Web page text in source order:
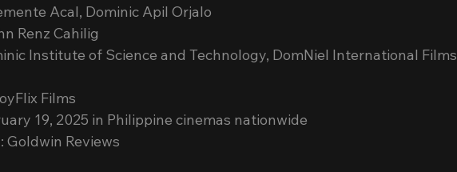
Acal, Dominic Apil Orjalo
Renz Cahilig
Institute of Science and Technology, DomNiel International Films
Films
19, 2025 in Philippine cinemas nationwide
Goldwin Reviews